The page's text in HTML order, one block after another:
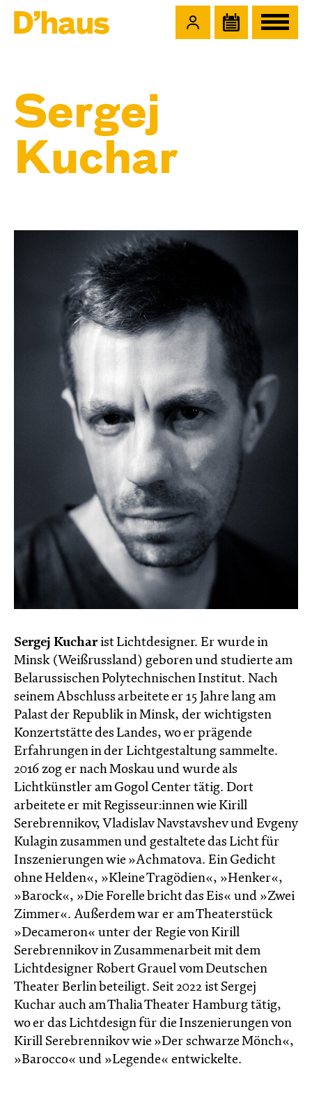
Sergej
Kuchar
Sergej Kucharist Lichtdesigner. Er wurde in
Minsk (Weißrussland) geboren und studierte am
Belarussischen Polytechnischen Institut. Nach
seinem Abschluss arbeitete er 15 Jahre lang am
Palast der Republik in Minsk, der wichtigsten
Konzertstätte des Landes, wo er prägende
Erfahrungen in der Lichtgestaltung sammelte.
2016 zog er nach Moskau und wurde als
Lichtkünstler am Gogol Center tätig. Dort
arbeitete er mit Regisseur:innen wie Kirill
Serebrennikov, Vladislav Navstavshev und Evgeny
Kulagin zusammen und gestaltete das Licht für
Inszenierungen wie »Achmatova. Ein Gedicht
ohne Helden«, »Kleine Tragödien«, »Henker«,
»Barock«, »Die Forelle bricht das Eis« und »Zwei
Zimmer«. Außerdem war er am Theaterstück
»Decameron« unter der Regie von Kirill
Serebrennikov in Zusammenarbeit mit dem
Lichtdesigner Robert Grauel vom Deutschen
Theater Berlin beteiligt. Seit 2022 ist Sergej
Kuchar auch am Thalia Theater Hamburg tätig,
wo er das Lichtdesign für die Inszenierungen von
Kirill Serebrennikov wie »Der schwarze Mönch«,
»Barocco« und »Legende« entwickelte.